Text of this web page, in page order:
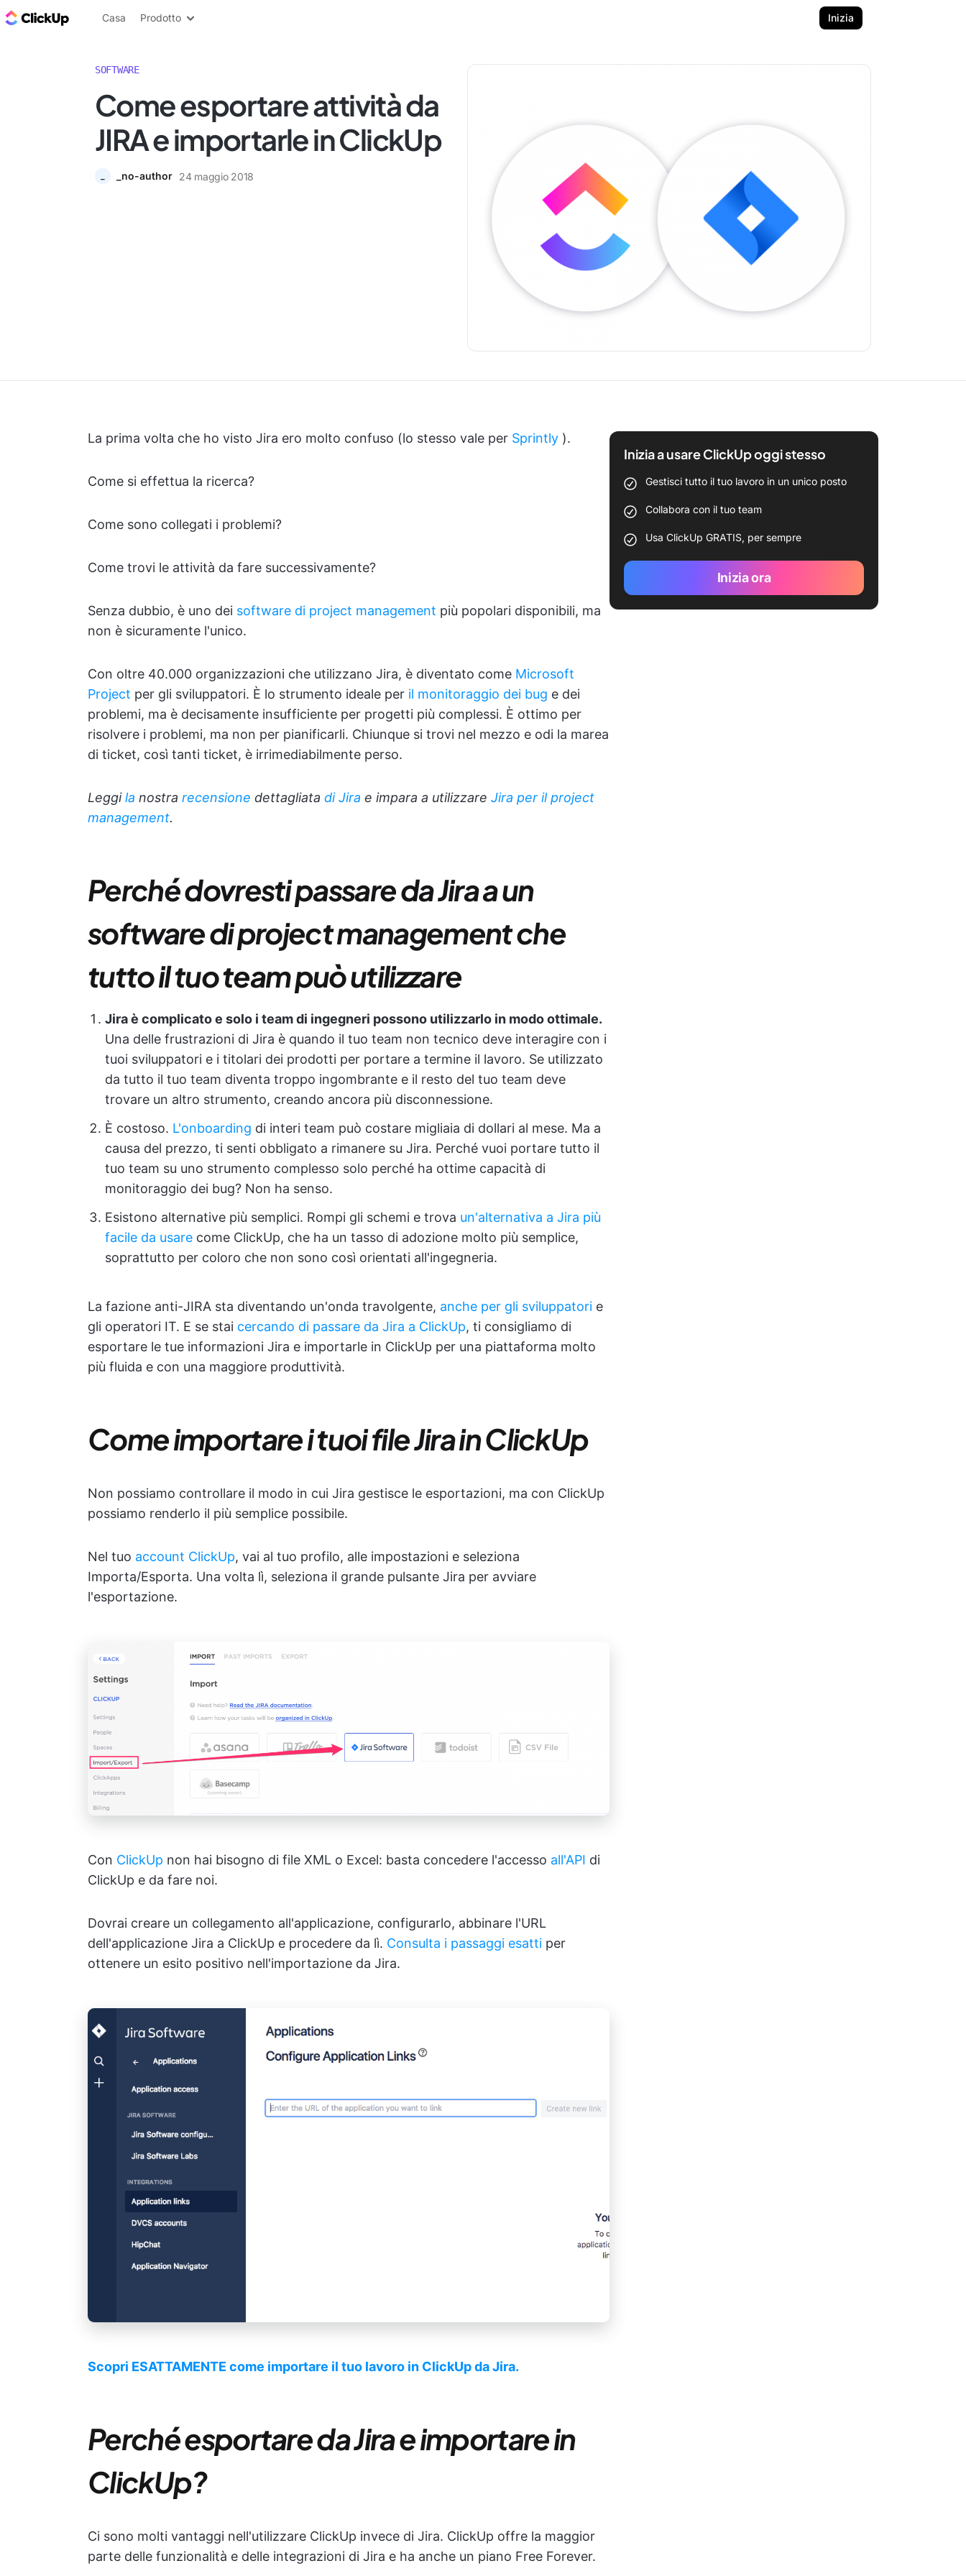
Blog di ClickUp
Casa Prodotto Inizia
SOFTWARE
Come esportare attività da
JIRA e importarle in ClickUp
_no-author 24 maggio 2018
La prima volta che ho visto Jira ero molto confuso (lo stesso vale per Sprintly ).
Come si effettua la ricerca?
Come sono collegati i problemi?
Come trovi le attività da fare successivamente?
Senza dubbio, è uno dei software di project management più popolari disponibili, ma
non è sicuramente l'unico.
Con oltre 40.000 organizzazioni che utilizzano Jira, è diventato come Microsoft
Project per gli sviluppatori. È lo strumento ideale per il monitoraggio dei bug e dei
problemi, ma è decisamente insufficiente per progetti più complessi. È ottimo per
risolvere i problemi, ma non per pianificarli. Chiunque si trovi nel mezzo e odi la marea
di ticket, così tanti ticket, è irrimediabilmente perso.
Leggila nostra recensione dettagliata di Jira e impara a utilizzare Jira per il project
management.
Perché dovresti passare da Jira a un
software di project management che
tutto il tuo team può utilizzare
Jira è complicato e solo i team di ingegneri possono utilizzarlo in modo ottimale.
Una delle frustrazioni di Jira è quando il tuo team non tecnico deve interagire con i
tuoi sviluppatori e i titolari dei prodotti per portare a termine il lavoro. Se utilizzato
da tutto il tuo team diventa troppo ingombrante e il resto del tuo team deve
trovare un altro strumento, creando ancora più disconnessione.
È costoso. L'onboarding di interi team può costare migliaia di dollari al mese. Ma a
causa del prezzo, ti senti obbligato a rimanere su Jira. Perché vuoi portare tutto il
tuo team su uno strumento complesso solo perché ha ottime capacità di
monitoraggio dei bug? Non ha senso.
Esistono alternative più semplici. Rompi gli schemi e trova un'alternativa a Jira più
facile da usare come ClickUp, che ha un tasso di adozione molto più semplice,
soprattutto per coloro che non sono così orientati all'ingegneria.
La fazione anti-JIRA sta diventando un'onda travolgente, anche per gli sviluppatori e
gli operatori IT. E se stai cercando di passare da Jira a ClickUp, ti consigliamo di
esportare le tue informazioni Jira e importarle in ClickUp per una piattaforma molto
più fluida e con una maggiore produttività.
Come importare i tuoi file Jira in ClickUp
Non possiamo controllare il modo in cui Jira gestisce le esportazioni, ma con ClickUp
possiamo renderlo il più semplice possibile.
Nel tuo account ClickUp, vai al tuo profilo, alle impostazioni e seleziona
Importa/Esporta. Una volta lì, seleziona il grande pulsante Jira per avviare
l'esportazione.
Con ClickUp non hai bisogno di file XML o Excel: basta concedere l'accesso all'API di
ClickUp e da fare noi.
Dovrai creare un collegamento all'applicazione, configurarlo, abbinare l'URL
dell'applicazione Jira a ClickUp e procedere da lì. Consulta i passaggi esatti per
ottenere un esito positivo nell'importazione da Jira.
Scopri ESATTAMENTE come importare il tuo lavoro in ClickUp da Jira.
Perché esportare da Jira e importare in
ClickUp?
Ci sono molti vantaggi nell'utilizzare ClickUp invece di Jira. ClickUp offre la maggior
parte delle funzionalità e delle integrazioni di Jira e ha anche un piano Free Forever.
Inizia a usare ClickUp oggi stesso
Gestisci tutto il tuo lavoro in un unico posto
Collabora con il tuo team
Usa ClickUp GRATIS, per sempre
Inizia ora